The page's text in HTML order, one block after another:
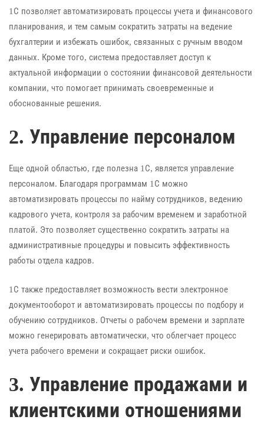
1С позволяет автоматизировать процессы учета и финансового
планирования, и тем самым сократить затраты на ведение
бухгалтерии и избежать ошибок, связанных с ручным вводом
данных. Кроме того, система предоставляет доступ к
актуальной информации о состоянии финансовой деятельности
компании, что помогает принимать своевременные и
обоснованные решения.
2. Управление персоналом
Еще одной областью, где полезна 1С, является управление
персоналом. Благодаря программам 1С можно
автоматизировать процессы по найму сотрудников, ведению
кадрового учета, контроля за рабочим временем и заработной
платой. Это позволяет существенно сократить затраты на
административные процедуры и повысить эффективность
работы отдела кадров.
1С также предоставляет возможность вести электронное
документооборот и автоматизировать процессы по подбору и
обучению сотрудников. Отчеты о рабочем времени и зарплате
можно генерировать автоматически, что облегчает процесс
учета рабочего времени и сокращает риски ошибок.
3. Управление продажами и
клиентскими отношениями